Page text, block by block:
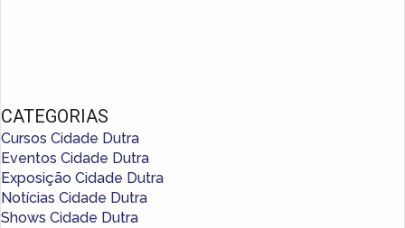
CATEGORIAS
Cursos Cidade Dutra
Eventos Cidade Dutra
Exposição Cidade Dutra
Notícias Cidade Dutra
Shows Cidade Dutra